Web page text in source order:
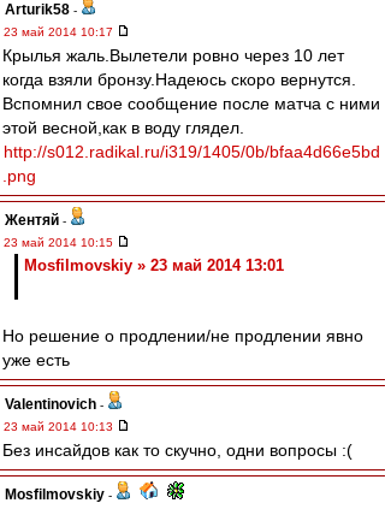
Arturik58 -
23 май 2014 10:17
Крылья жаль.Вылетели ровно через 10 лет
когда взяли бронзу.Надеюсь скоро вернутся.
Вспомнил свое сообщение после матча с ними
этой весной,как в воду глядел.
http://s012.radikal.ru/i319/1405/0b/bfaa4d66e5bd
.png
Жентяй -
23 май 2014 10:15
Mosfilmovskiy » 23 май 2014 13:01
Но решение о продлении/не продлении явно
уже есть
Valentinovich -
23 май 2014 10:13
Без инсайдов как то скучно, одни вопросы :(
Mosfilmovskiy -